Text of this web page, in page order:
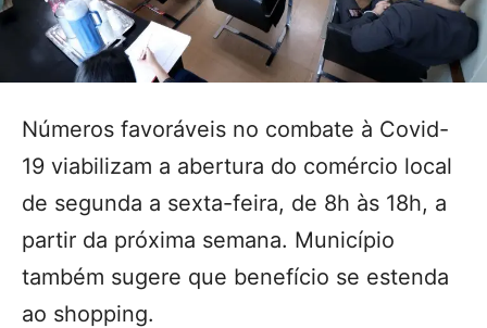
Números favoráveis no combate à Covid-
19 viabilizam a abertura do comércio local
de segunda a sexta-feira, de 8h às 18h, a
partir da próxima semana. Município
também sugere que benefício se estenda
ao shopping.